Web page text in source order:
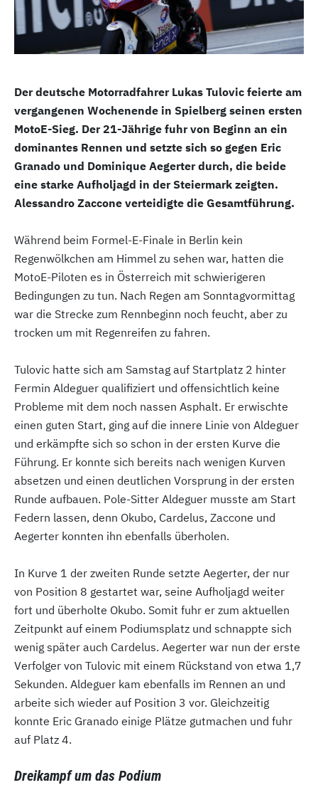
Der deutsche Motorradfahrer Lukas Tulovic feierte am
vergangenen Wochenende in Spielberg seinen ersten
MotoE-Sieg. Der 21-Jährige fuhr von Beginn an ein
dominantes Rennen und setzte sich so gegen Eric
Granado und Dominique Aegerter durch, die beide
eine starke Aufholjagd in der Steiermark zeigten.
Alessandro Zaccone verteidigte die Gesamtführung.
Während beim Formel-E-Finale in Berlin kein
Regenwölkchen am Himmel zu sehen war, hatten die
MotoE-Piloten es in Österreich mit schwierigeren
Bedingungen zu tun. Nach Regen am Sonntagvormittag
war die Strecke zum Rennbeginn noch feucht, aber zu
trocken um mit Regenreifen zu fahren.
Tulovic hatte sich am Samstag auf Startplatz 2 hinter
Fermin Aldeguer qualifiziert und offensichtlich keine
Probleme mit dem noch nassen Asphalt. Er erwischte
einen guten Start, ging auf die innere Linie von Aldeguer
und erkämpfte sich so schon in der ersten Kurve die
Führung. Er konnte sich bereits nach wenigen Kurven
absetzen und einen deutlichen Vorsprung in der ersten
Runde aufbauen. Pole-Sitter Aldeguer musste am Start
Federn lassen, denn Okubo, Cardelus, Zaccone und
Aegerter konnten ihn ebenfalls überholen.
In Kurve 1 der zweiten Runde setzte Aegerter, der nur
von Position 8 gestartet war, seine Aufholjagd weiter
fort und überholte Okubo. Somit fuhr er zum aktuellen
Zeitpunkt auf einem Podiumsplatz und schnappte sich
wenig später auch Cardelus. Aegerter war nun der erste
Verfolger von Tulovic mit einem Rückstand von etwa 1,7
Sekunden. Aldeguer kam ebenfalls im Rennen an und
arbeite sich wieder auf Position 3 vor. Gleichzeitig
konnte Eric Granado einige Plätze gutmachen und fuhr
auf Platz 4.
Dreikampf um das Podium